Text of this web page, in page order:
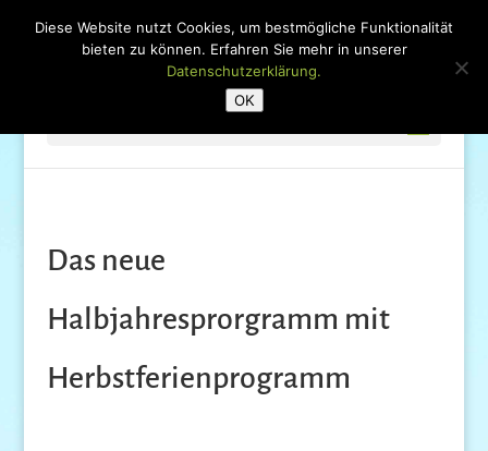
Das neue
Halbjahresprorgramm mit
Herbstferienprogramm
Diese Website nutzt Cookies, um bestmögliche Funktionalität
bieten zu können. Erfahren Sie mehr in unserer
Datenschutzerklärung.
OK